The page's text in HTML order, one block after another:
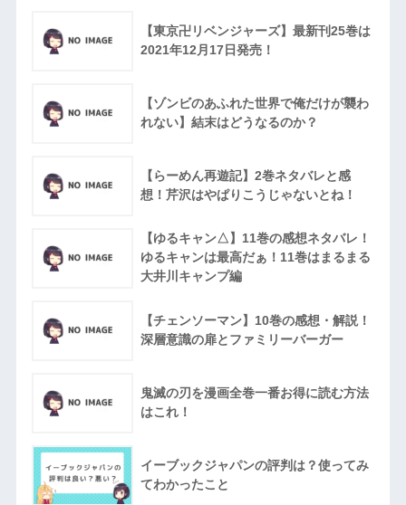
【東京卍リベンジャーズ】最新刊25巻は
2021年12月17日発売！
【ゾンビのあふれた世界で俺だけが襲わ
れない】結末はどうなるのか？
【らーめん再遊記】2巻ネタバレと感
想！芹沢はやぱりこうじゃないとね！
【ゆるキャン△】11巻の感想ネタバレ！
ゆるキャンは最高だぁ！11巻はまるまる
大井川キャンプ編
【チェンソーマン】10巻の感想・解説！
深層意識の扉とファミリーバーガー
鬼滅の刃を漫画全巻一番お得に読む方法
はこれ！
イーブックジャパンの評判は？使ってみ
てわかったこと